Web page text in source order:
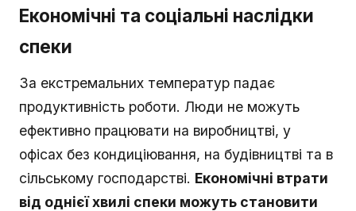
Економічні та соціальні наслідки
спеки
За екстремальних температур падає
продуктивність роботи. Люди не можуть
ефективно працювати на виробництві, у
офісах без кондиціювання, на будівництві та в
сільському господарстві. Економічні втрати
від однієї хвилі спеки можуть становити